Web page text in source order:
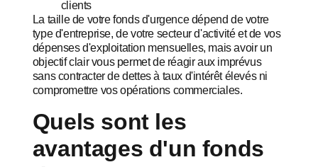
clients
La taille de votre fonds d'urgence dépend de votre
type d'entreprise, de votre secteur d'activité et de vos
dépenses d'exploitation mensuelles, mais avoir un
objectif clair vous permet de réagir aux imprévus
sans contracter de dettes à taux d'intérêt élevés ni
compromettre vos opérations commerciales.
Quels sont les
avantages d'un fonds